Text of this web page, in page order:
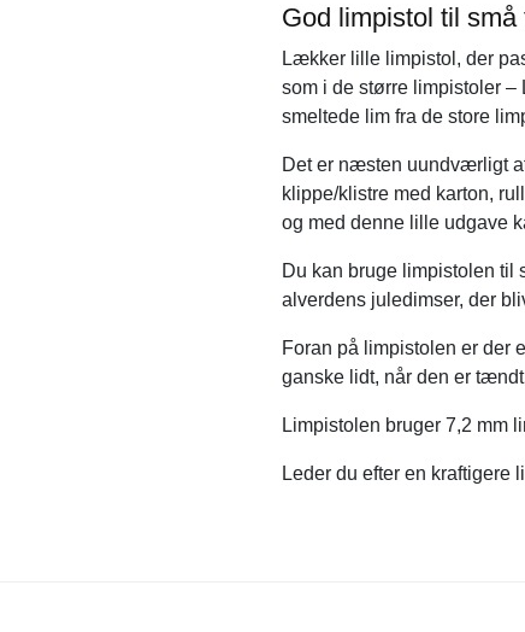
God limpistol til
Lækker lille limpistol, der
som i de større limpistoler
smeltede lim fra de store
Det er næsten uundværligt
klippe/klistre med karton,
og med denne lille udgave
Du kan bruge limpistolen til
alverdens juledimser, der
Foran på limpistolen er der
ganske lidt, når den er
Limpistolen bruger 7,2 mm
Leder du efter en kraftigere